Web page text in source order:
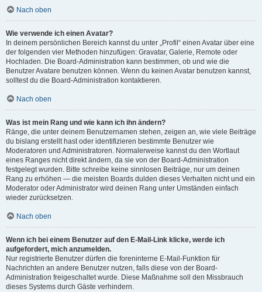
Nach oben
Wie verwende ich einen Avatar?
In deinem persönlichen Bereich kannst du unter „Profil“ einen Avatar über eine
der folgenden vier Methoden hinzufügen: Gravatar, Galerie, Remote oder
Hochladen. Die Board-Administration kann bestimmen, ob und wie die
Benutzer Avatare benutzen können. Wenn du keinen Avatar benutzen kannst,
solltest du die Board-Administration kontaktieren.
Nach oben
Was ist mein Rang und wie kann ich ihn ändern?
Ränge, die unter deinem Benutzernamen stehen, zeigen an, wie viele Beiträge
du bislang erstellt hast oder identifizieren bestimmte Benutzer wie
Moderatoren und Administratoren. Normalerweise kannst du den Wortlaut
eines Ranges nicht direkt ändern, da sie von der Board-Administration
festgelegt wurden. Bitte schreibe keine sinnlosen Beiträge, nur um deinen
Rang zu erhöhen — die meisten Boards dulden dieses Verhalten nicht und ein
Moderator oder Administrator wird deinen Rang unter Umständen einfach
wieder zurücksetzen.
Nach oben
Wenn ich bei einem Benutzer auf den E-Mail-Link klicke, werde ich
aufgefordert, mich anzumelden.
Nur registrierte Benutzer dürfen die foreninterne E-Mail-Funktion für
Nachrichten an andere Benutzer nutzen, falls diese von der Board-
Administration freigeschaltet wurde. Diese Maßnahme soll den Missbrauch
dieses Systems durch Gäste verhindern.